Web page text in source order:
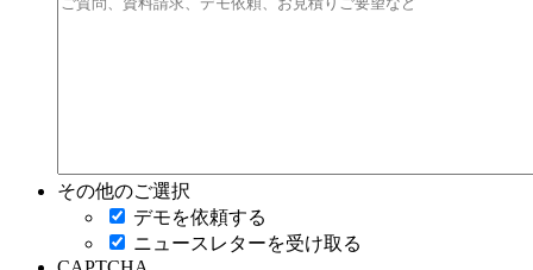
その他のご選択
デモを依頼する
ニュースレターを受け取る